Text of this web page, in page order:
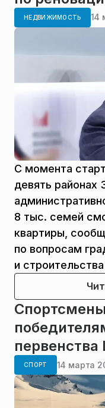
НЕДВИЖИМОСТЬ 14
С момента
девять районах
8 тыс. семей
квартиры,
по вопросам
и
СПОРТ 14 марта